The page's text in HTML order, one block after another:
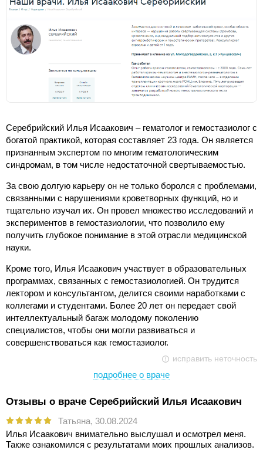
Серебрийский Илья Исаакович – гематолог и гемостазиолог с
богатой практикой, которая составляет 23 года. Он является
признанным экспертом по многим гематологическим
синдромам, в том числе недостаточной свертываемостью.
За свою долгую карьеру он не только боролся с проблемами,
связанными с нарушениями кроветворных функций, но и
тщательно изучал их. Он провел множество исследований и
экспериментов в гемостазиологии, что позволило ему
получить глубокое понимание в этой отрасли медицинской
науки.
Кроме того, Илья Исаакович участвует в образовательных
программах, связанных с гемостазиологией. Он трудится
лектором и консультантом, делится своими наработками с
коллегами и студентами. Более 20 лет он передает свой
интеллектуальный багаж молодому поколению
специалистов, чтобы они могли развиваться и
совершенствоваться как гемостазиолог.
исправить неточность
подробнее о враче
Отзывы о враче Серебрийский Илья Исаакович
Татьяна, 30.08.2024
Илья Исаакович внимательно выслушал и осмотрел меня.
Также ознакомился с результатами моих прошлых анализов.